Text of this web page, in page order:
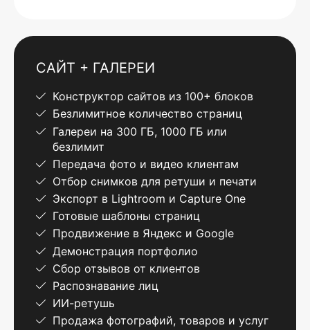
САЙТ + ГАЛЕРЕИ
Конструктор сайтов из 100+ блоков
Безлимитное количество страниц
Галереи на 300 ГБ, 1000 ГБ или
безлимит
Передача фото и видео клиентам
Отбор снимков для ретуши и печати
Экспорт в Lightroom и Capture One
Готовые шаблоны страниц
Продвижение в Яндекс и Google
Демонстрация портфолио
Сбор отзывов от клиентов
Распознавание лиц
ИИ-ретушь
Продажа фотографий, товаров и услуг